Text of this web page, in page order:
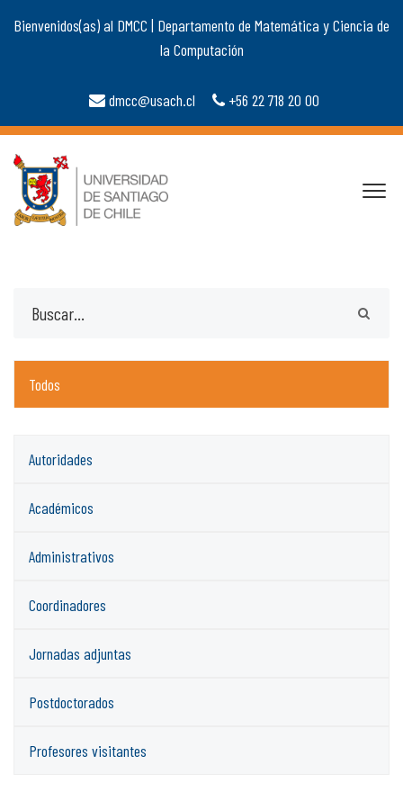
Bienvenidos(as) al DMCC | Departamento de Matemática y Ciencia de
la Computación
dmcc@usach.cl +56 22 718 20 00
Todos
Autoridades
Académicos
Administrativos
Coordinadores
Jornadas adjuntas
Postdoctorados
Profesores visitantes